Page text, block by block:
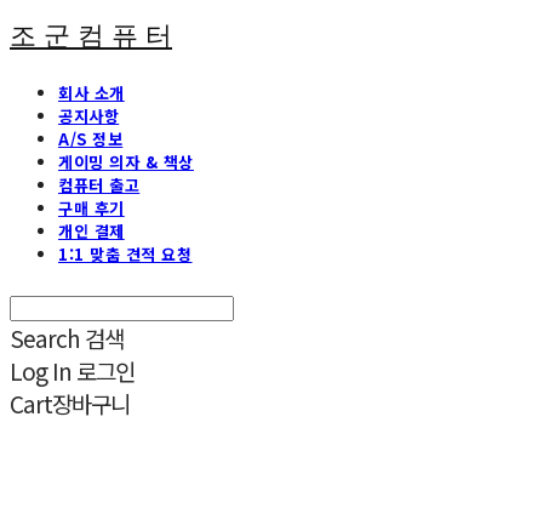
조 군 컴 퓨 터
회사 소개
공지사항
A/S 정보
게이밍 의자 & 책상
컴퓨터 출고
구매 후기
개인 결제
1:1 맞춤 견적 요청
Search 검색
Log In 로그인
Cart장바구니